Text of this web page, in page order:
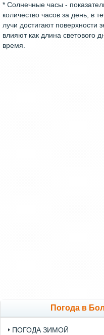
* Солнечные часы -
количество часов за день, в
лучи достигают поверхности
влияют как длина светового
время.
Погода в
ПОГОДА ЗИМОЙ